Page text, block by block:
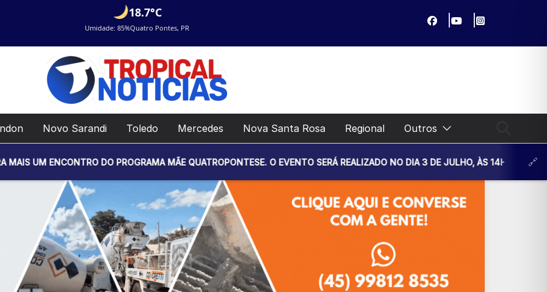
18.7°C
Umidade: 85%Quatro Pontes, PR
Novo Sarandi Toledo Mercedes Nova Santa Rosa Regional Outros
DO PROGRAMA MÃE QUATROPONTESE. O EVENTO SERÁ REALIZADO NO DIA 3 DE JULHO, ÀS 14H30, NA UNIDADE